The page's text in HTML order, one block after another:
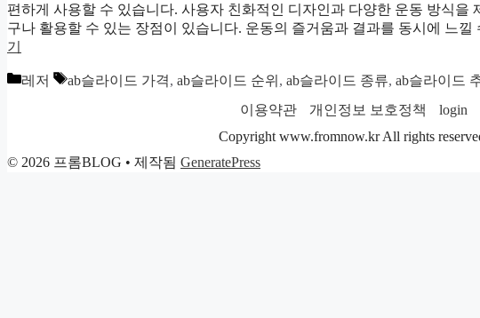
편하게 사용할 수 있습니다. 사용자 친화적인 디자인과 다양한 운동 방식을
구나 활용할 수 있는 장점이 있습니다. 운동의 즐거움과 결과를 동시에 느
기
카
레저
태
ab슬라이드 가격, ab슬라이드 순위 , ab슬라이드 종류, ab슬라이드
이용약관
개인정보 보호정책
login
Copyright www.fromnow.kr All rights
© 2026 프롬BLOG • 제작됨 GeneratePress